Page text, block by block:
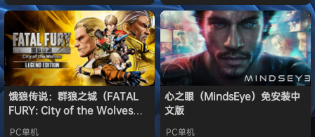
饿狼传说：群狼之城（FATAL
FURY: City of the Wolves）
PC单机
心之眼（MindsEye）免安装中
文版
PC单机